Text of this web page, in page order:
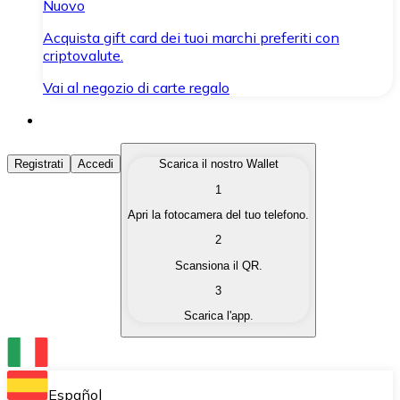
Nuovo
Acquista gift card dei tuoi marchi preferiti con
criptovalute.
Vai al negozio di carte regalo
Acquista Criptovalute
Acquista le criptovalute che ti interessano in modo
Converti le tue criptovalute in valuta fiat quando ne
Scambia una criptovaluta con un'altra
Conserva le tue cripto in un Wallet self-custodial.
Registrati Accedi
Scarica il nostro Wallet
1
Apri la fotocamera del tuo telefono.
2
Scansiona il QR.
3
Scarica l'app.
Español